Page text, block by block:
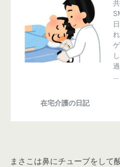
まさこは鼻にチューブをして